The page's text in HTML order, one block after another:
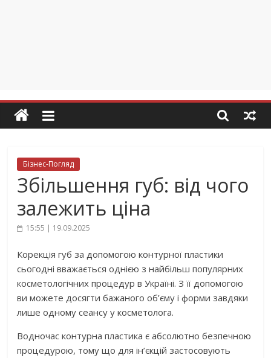
Бізнес-Погляд
Збільшення губ: від чого
залежить ціна
15:55 | 19.09.2025
Корекція губ за допомогою контурної пластики
сьогодні вважається однією з найбільш популярних
косметологічних процедур в Україні. З її допомогою
ви можете досягти бажаного об’єму і форми завдяки
лише одному сеансу у косметолога.
Водночас контурна пластика є абсолютно безпечною
процедурою, тому що для ін’єкцій застосовують